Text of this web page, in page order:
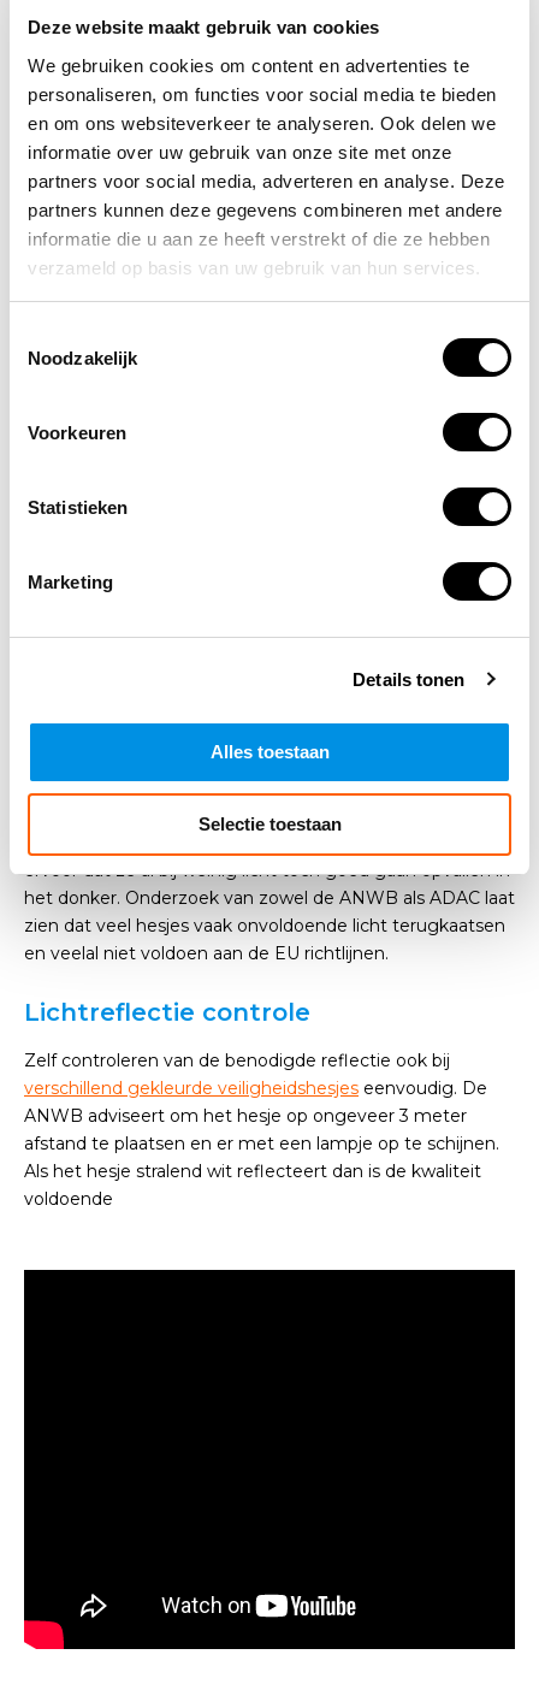
Deze website maakt gebruik van cookies
We gebruiken cookies om content en advertenties te
personaliseren, om functies voor social media te bieden
en om ons websiteverkeer te analyseren. Ook delen we
informatie over uw gebruik van onze site met onze
partners voor social media, adverteren en analyse. Deze
partners kunnen deze gegevens combineren met andere
informatie die u aan ze heeft verstrekt of die ze hebben
verzameld op basis van uw gebruik van hun services.
Noodzakelijk
Voorkeuren
Statistieken
Marketing
Details tonen
Alles toestaan
Selectie toestaan
Bestel jouw voorraad veiligheidshesjes vandaag nog en je
ontvangt ze de volgende dag al in huis. Verhoog
eenvoudig de veiligheid op het kantoor of in jouw
bedrijfspand en zorg ervoor dat je altijd de juiste hesjes op
voorraad hebt. Nieuwsgierig naar hoe je voor meer
veiligheid kunt zorgen op de werkvloer? Bekijk dan ook
onze BHV cursussen voor een optimale veiligheid voor
elke werkomgeving.
Voordelen veiligheidshesjes
Veiligheidshesjes zijn handig en kunnen op vele
momenten goed gebruikt worden. Met een
kun je werkzaamheden waarbij een hoge mate van
zichtbaarheid van belang is, vele malen veiliger uitvoeren.
Activiteiten waaraan je kunt denken zijn bijvoorbeeld
werkzaamheden naast de weg of tijdens noodsituaties.
sportevenementen om zo de verschillende teams en
Reflectie veiligheidshesjes
reflecterende eigenschappen van veiligheidshesjes
ervoor dat ze al bij weinig licht toch goed gaan opvallen in
het donker. Onderzoek van zowel de ANWB als ADAC laat
zien dat veel hesjes vaak onvoldoende licht terugkaatsen
en veelal niet voldoen aan de EU richtlijnen.
Lichtreflectie controle
Zelf controleren van de benodigde reflectie ook bij
verschillend gekleurde veiligheidshesjes eenvoudig. De
ANWB adviseert om het hesje op ongeveer 3 meter
afstand te plaatsen en er met een lampje op te schijnen.
Als het hesje stralend wit reflecteert dan is de kwaliteit
voldoende